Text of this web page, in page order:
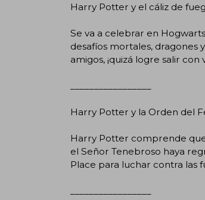
Harry Potter y el cáliz de
Se va a celebrar en
desafíos mortales, dragones
amigos, ¡quizá logre salir con
Harry Potter y la Orden del
Harry Potter comprende
el Señor Tenebroso haya
Place para luchar contra las